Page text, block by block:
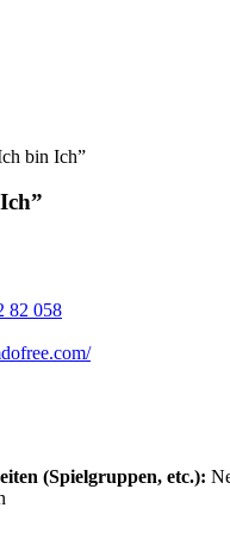
bin Ich”
82 058
(Spielgruppen, etc.):